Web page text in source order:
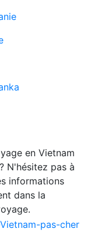
en Vietnam
N'hésitez pas à
informations
dans la